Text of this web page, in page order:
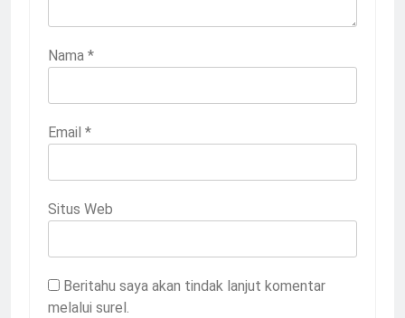
Nama *
Email *
Situs Web
Beritahu saya akan tindak lanjut komentar
melalui surel.